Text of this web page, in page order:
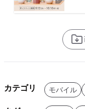
カテゴリ モバイル